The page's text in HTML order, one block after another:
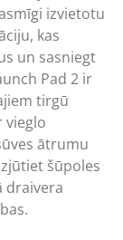
izvietotu
kas
un sasniegt
Pad 2 ir
tirgū
vieglo
ātrumu
šūpoles
draivera